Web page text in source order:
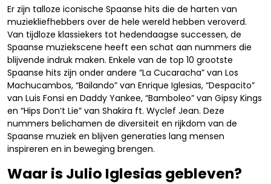
Er zijn talloze iconische Spaanse hits die de harten van
muziekliefhebbers over de hele wereld hebben veroverd.
Van tijdloze klassiekers tot hedendaagse successen, de
Spaanse muziekscene heeft een schat aan nummers die
blijvende indruk maken. Enkele van de top 10 grootste
Spaanse hits zijn onder andere “La Cucaracha” van Los
Machucambos, “Bailando” van Enrique Iglesias, “Despacito”
van Luis Fonsi en Daddy Yankee, “Bamboleo” van Gipsy Kings
en “Hips Don’t Lie” van Shakira ft. Wyclef Jean. Deze
nummers belichamen de diversiteit en rijkdom van de
Spaanse muziek en blijven generaties lang mensen
inspireren en in beweging brengen.
Waar is Julio Iglesias gebleven?